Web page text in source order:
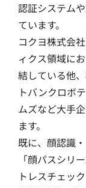
認証システム
ています。
コクヨ株式会
ィクス領域に
結している他
トバンクロボ
ムズなど大手
ます。
既に、顔認識
「顔パスシリ
トレスチェッ